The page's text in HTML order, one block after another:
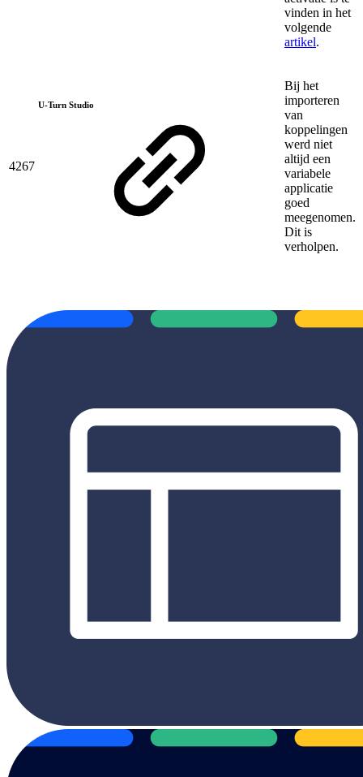
vinden in het
volgende
artikel.
4267
U-Turn Studio
Bij het
importeren
van
koppelingen
werd niet
altijd een
variabele
applicatie
goed
meegenomen.
Dit is
verholpen.